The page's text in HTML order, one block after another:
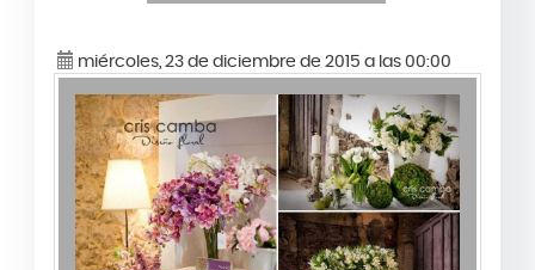
miércoles, 23 de diciembre de 2015 a las 00:00